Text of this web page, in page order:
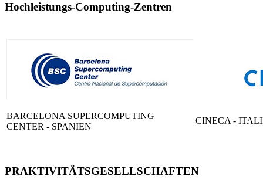
Hochleistungs-Computing-Zentren
BARCELONA SUPERCOMPUTING
CENTER - SPANIEN
CINECA -
PRAKTIVITÄTSGESELLSCHAFTEN